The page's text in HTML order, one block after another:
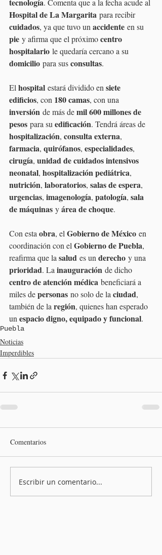
. Comenta que a la fecha acude al
Hospital de La Margarita para recibir
cuidados, ya que tuvo un accidente en su
pie y afirma que el próximo centro
hospitalario le quedaría cercano a su
domicilio para sus consultas.
El hospital estará dividido en siete
edificios, con 180 camas, con una
inversión de más de mil 600 millones de
pesos para su edificación. Tendrá áreas de
hospitalización, consulta externa,
farmacia, quirófanos, especialidades,
cirugía, unidad de cuidados intensivos
neonatal, hospitalización pediátrica,
nutrición, laboratorios, salas de espera,
urgencias, imagenología, patología, sala
de máquinas y área de choque.
Con esta obra, el Gobierno de México en
coordinación con el Gobierno de Puebla,
reafirma que la salud es un derecho y una
prioridad. La inauguración de dicho
centro de atención médica beneficiará a
miles de personas no solo de la ciudad,
también de la región, quienes han esperado
un espacio digno, equipado y funcional.
Puebla
Noticias
Imperdibles
Comentarios
Escribir un comentario...